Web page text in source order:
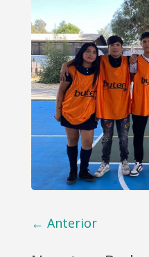
← Anterior